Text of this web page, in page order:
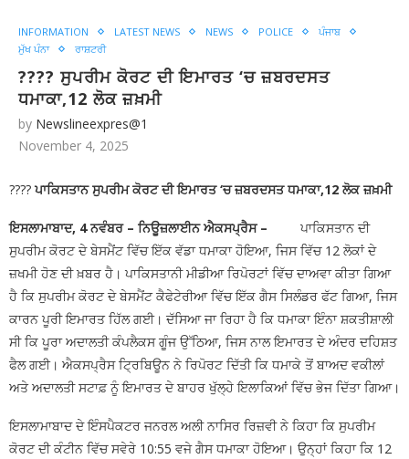
ਬਾਅਦ ਸਮੂਹਿਕ ਛੁੱਟੀ ਲੈ ਕੇ ਚੰਡੀਗੜ੍ਹ ਵੱਲ ਕੂਚ ਅੱਜ
🚩 ਗੁਰਬਾਣੀ ਦੇ ਲਾਈਵ ਪ੍ਰਸਾਰਣ ’ਤੇ ਵਧਿਆ ਵਿਵਾਦ;
ਡੂੰਘੇ ਟੋਏ ਨੇ ਮਚਾਈ ਦਹਿਸ਼ਤ 🚩 BJP ਦੇ ਜਨਰਲ
ਸਕੱਤਰ ਅਨਿਲ ਸਰੀਨ ਦਾ ਪਟਿਆਲਾ ਪਹੁੰਚਣ ‘ਤੇ ਭਰਵਾਂ
ਸਵਾਗਤ : ਗੁਰਵਿੰਦਰ ਕਾਂਸਲ 🚩 ਵਿਦਿਆਰਥੀਆਂ
ਤੇ ਆਮ ਲੋਕਾਂ ਨੇ ਪੰਜਾਬ ਪ੍ਰਦੂਸ਼ਣ ਰੋਕਥਾਮ ਬੋਰਡ ਅਤੇ ਨਗਰ
ਨਿਗਮ ਨਾਲ ਮਿਲ ਕੇ ਪਟਿਆਲਾ ਦੀਆਂ ਪੰਜ ਪ੍ਰਮੁੱਖ ਸੜਕਾਂ
ਦੀ ਕੀਤੀ ਸਫ਼ਾਈ 🚩 ਮੁੱਖ ਮੰਤਰੀ ਭਗਵੰਤ ਸਿੰਘ ਮਾਨ
ਹੇਠ ਹਾਈ-ਟੈਕ ਹੋਵੇਗਾ PRTC
INFORMATION LATEST NEWS NEWS POLICE
ਪੰਜਾਬ
ਮੁੱਖ ਪੰਨਾ
ਰਾਸ਼ਟਰੀ
???? ਸੁਪਰੀਮ ਕੋਰਟ ਦੀ ਇਮਾਰਤ ‘ਚ ਜ਼ਬਰਦਸਤ
ਧਮਾਕਾ,12 ਲੋਕ ਜ਼ਖ਼ਮੀ
by Newslineexpres@1
November 4, 2025
????ਪਾਕਿਸਤਾਨ ਸੁਪਰੀਮ ਕੋਰਟ ਦੀ ਇਮਾਰਤ ‘ਚ ਜ਼ਬਰਦਸਤ ਧਮਾਕਾ,12 ਲੋਕ ਜ਼ਖ਼ਮੀ
ਇਸਲਾਮਾਬਾਦ, 4 ਨਵੰਬਰ – ਨਿਊਜ਼ਲਾਈਨ ਐਕਸਪ੍ਰੈਸ –
ਪਾਕਿਸਤਾਨ ਦੀ
ਸੁਪਰੀਮ ਕੋਰਟ ਦੇ ਬੇਸਮੈਂਟ ਵਿੱਚ ਇੱਕ ਵੱਡਾ ਧਮਾਕਾ ਹੋਇਆ, ਜਿਸ ਵਿੱਚ 12 ਲੋਕਾਂ ਦੇ
ਜ਼ਖਮੀ ਹੋਣ ਦੀ ਖ਼ਬਰ ਹੈ। ਪਾਕਿਸਤਾਨੀ ਮੀਡੀਆ ਰਿਪੋਰਟਾਂ ਵਿੱਚ ਦਾਅਵਾ ਕੀਤਾ ਗਿਆ
ਹੈ ਕਿ ਸੁਪਰੀਮ ਕੋਰਟ ਦੇ ਬੇਸਮੈਂਟ ਕੈਫੇਟੇਰੀਆ ਵਿੱਚ ਇੱਕ ਗੈਸ ਸਿਲੰਡਰ ਫੱਟ ਗਿਆ, ਜਿਸ
ਕਾਰਨ ਪੂਰੀ ਇਮਾਰਤ ਹਿੱਲ ਗਈ। ਦੱਸਿਆ ਜਾ ਰਿਹਾ ਹੈ ਕਿ ਧਮਾਕਾ ਇੰਨਾ ਸ਼ਕਤੀਸ਼ਾਲੀ
ਸੀ ਕਿ ਪੂਰਾ ਅਦਾਲਤੀ ਕੰਪਲੈਕਸ ਗੂੰਜ ਉੱਠਿਆ, ਜਿਸ ਨਾਲ ਇਮਾਰਤ ਦੇ ਅੰਦਰ ਦਹਿਸ਼ਤ
ਫੈਲ ਗਈ। ਐਕਸਪ੍ਰੈਸ ਟ੍ਰਿਬਿਊਨ ਨੇ ਰਿਪੋਰਟ ਦਿੱਤੀ ਕਿ ਧਮਾਕੇ ਤੋਂ ਬਾਅਦ ਵਕੀਲਾਂ
ਅਤੇ ਅਦਾਲਤੀ ਸਟਾਫ਼ ਨੂੰ ਇਮਾਰਤ ਦੇ ਬਾਹਰ ਖੁੱਲ੍ਹੇ ਇਲਾਕਿਆਂ ਵਿੱਚ ਭੇਜ ਦਿੱਤਾ ਗਿਆ।
ਇਸਲਾਮਾਬਾਦ ਦੇ ਇੰਸਪੈਕਟਰ ਜਨਰਲ ਅਲੀ ਨਾਸਿਰ ਰਿਜ਼ਵੀ ਨੇ ਕਿਹਾ ਕਿ ਸੁਪਰੀਮ
ਕੋਰਟ ਦੀ ਕੰਟੀਨ ਵਿੱਚ ਸਵੇਰੇ 10:55 ਵਜੇ ਗੈਸ ਧਮਾਕਾ ਹੋਇਆ। ਉਨ੍ਹਾਂ ਕਿਹਾ ਕਿ 12